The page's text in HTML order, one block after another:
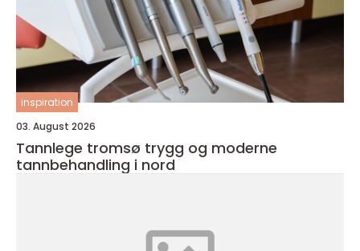
inspiration
03. August 2026
Tannlege tromsø trygg og moderne
tannbehandling i nord